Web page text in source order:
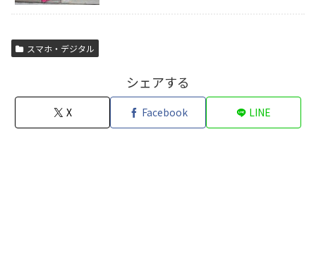
スマホ・デジタル
シェアする
X Facebook LINE